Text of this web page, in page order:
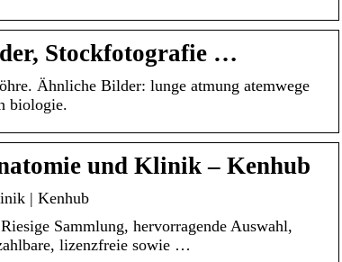
Stockfotografie …
Ähnliche Bilder: lunge atmung atemwege
biologie.
und Klinik – Kenhub
| Kenhub
Sammlung, hervorragende Auswahl,
lizenzfreie sowie …